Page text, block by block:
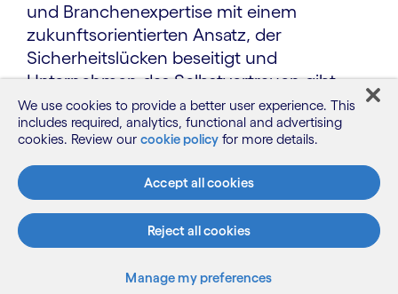
und Branchen­expertise mit einem
zukunftsorientierten Ansatz, der
Sicherheitslücken beseitigt und
Unternehmen das Selbstvertrauen gibt,
mutig zu sein, schneller voranzukommen
und erfolgreich zu sein.
Mehr erfahren
We use cookies to provide a better user experience. This
includes required, analytics, functional and advertising
cookies. Review our cookie policy for more details.
Accept all cookies
Reject all cookies
Manage my preferences